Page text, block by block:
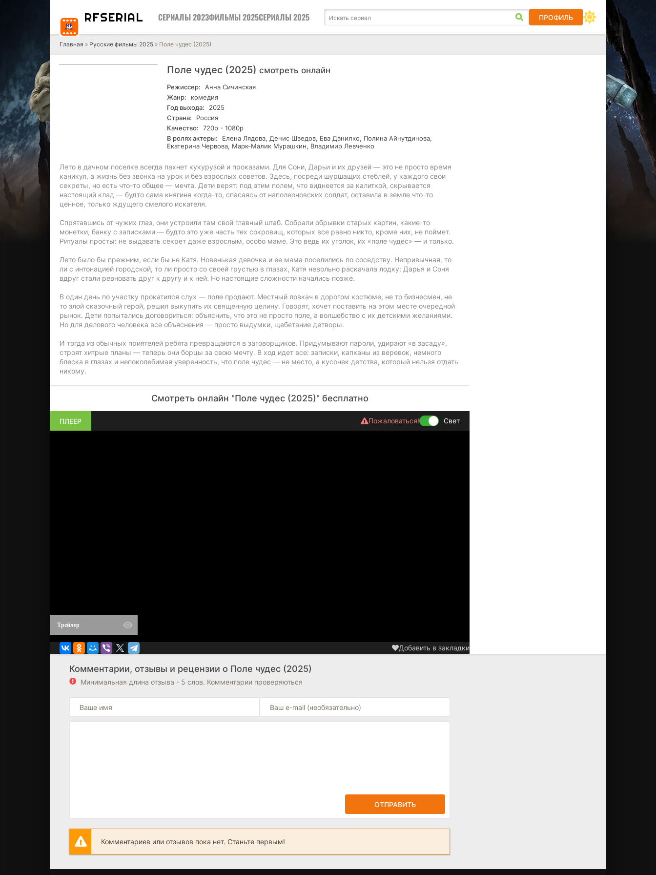
RFSERIAL СЕРИАЛЫ 2023ФИЛЬМЫ 2025СЕРИАЛЫ 2025 ПРОФИЛЬ
Главная » Русские фильмы 2025 » Поле чудес (2025)
Поле чудес (2025) смотреть онлайн
Режиссер:
Анна Сичинская
Жанр:
комедия
Год выхода:
2025
Страна:
Россия
Качество:
720р - 1080р
В ролях актеры:
Елена Лядова, Денис Шведов, Ева Данилко, Полина Айнутдинова,
Екатерина Червова, Марк-Малик Мурашкин, Владимир Левченко
Лето в дачном поселке всегда пахнет кукурузой и проказами. Для Сони, Дарьи и их друзей — это не просто время
каникул, а жизнь без звонка на урок и без взрослых советов. Здесь, посреди шуршащих стеблей, у каждого свои
секреты, но есть что-то общее — мечта. Дети верят: под этим полем, что виднеется за калиткой, скрывается
настоящий клад — будто сама княгиня когда-то, спасаясь от наполеоновских солдат, оставила в земле что-то
ценное, только ждущего смелого искателя.
Спрятавшись от чужих глаз, они устроили там свой главный штаб. Собрали обрывки старых картин, какие-то
монетки, банку с записками — будто это уже часть тех сокровищ, которых все равно никто, кроме них, не поймет.
Ритуалы просты: не выдавать секрет даже взрослым, особо маме. Это ведь их уголок, их «поле чудес» — и только.
Лето было бы прежним, если бы не Катя. Новенькая девочка и ее мама поселились по соседству. Непривычная, то
ли с интонацией городской, то ли просто со своей грустью в глазах, Катя невольно раскачала лодку: Дарья и Соня
вдруг стали ревновать друг к другу и к ней. Но настоящие сложности начались позже.
В один день по участку прокатился слух — поле продают. Местный ловкач в дорогом костюме, не то бизнесмен, не
то злой сказочный герой, решил выкупить их священную целину. Говорят, хочет поставить на этом месте очередной
рынок. Дети попытались договориться: объяснить, что это не просто поле, а волшебство с их детскими желаниями.
Но для делового человека все объяснения — просто выдумки, щебетание детворы.
И тогда из обычных приятелей ребята превращаются в заговорщиков. Придумывают пароли, удирают «в засаду»,
строят хитрые планы — теперь они борцы за свою мечту. В ход идет все: записки, капканы из веревок, немного
блеска в глазах и непоколебимая уверенность, что поле чудес — не место, а кусочек детства, который нельзя отдать
никому.
Смотреть онлайн "Поле чудес (2025)" бесплатно
ПЛЕЕР Пожаловаться! Свет
Трейлер
Добавить в закладки
Комментарии, отзывы и рецензии о Поле чудес (2025)
Минимальная длина отзыва - 5 слов. Комментарии проверяються
ОТПРАВИТЬ
Комментариев или отзывов пока нет. Станьте первым!